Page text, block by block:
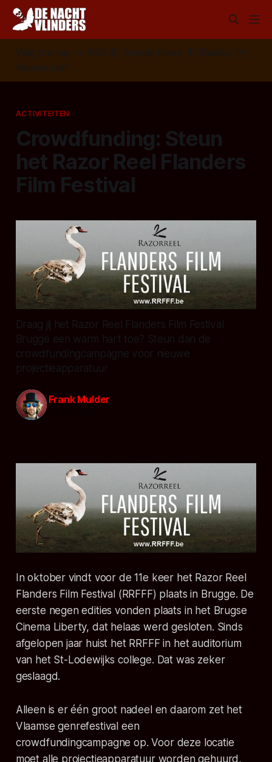
Volg ons op: 📣 RSS 📰 Google News 🦋 Bluesky
✉️
Nieuwsbrief
ACTIVITEITEN
Crowdfunding: Steun
het Razor Reel Flanders
Film Festival
Draag jij het Razor Reel Flanders Film Festival
Brugge een warm hart toe? Steun dan de
crowdfundingcampagne voor nieuwe
projectieapparatuur
Frank Mulder
In oktober vindt voor de 11e keer het Razor Reel
Flanders Film Festival (RRFFF) plaats in Brugge. De
eerste negen edities vonden plaats in het Brugse
Cinema Liberty, dat helaas werd gesloten. Sinds
afgelopen jaar huist het RRFFF in het auditorium
van het St-Lodewijks college. Dat was zeker
geslaagd.
Alleen is er één groot nadeel en daarom zet het
Vlaamse genrefestival een
crowdfundingcampagne op. Voor deze locatie
moet alle projectieapparatuur worden gehuurd,